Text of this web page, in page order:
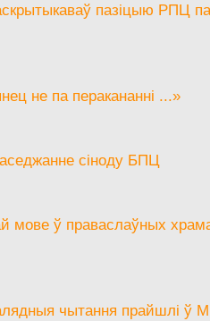
пазіцыю РПЦ
не па перакананні ...»
сіноду БПЦ
мове ў праваслаўных
чытання прайшлі ў